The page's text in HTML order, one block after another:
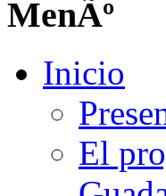
MenÃº
Inicio
El